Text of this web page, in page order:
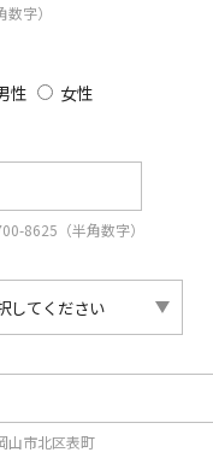
数字）
性 女性
8625（半角数字）
山市北区表町